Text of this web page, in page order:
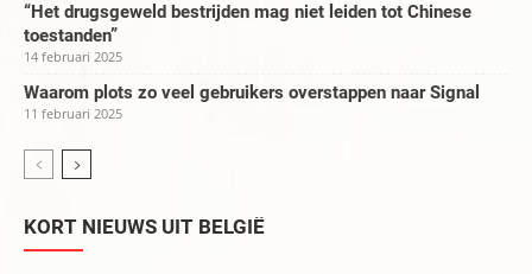
“Het drugsgeweld bestrijden mag niet leiden tot Chinese
toestanden”
14 februari 2025
Waarom plots zo veel gebruikers overstappen naar Signal
11 februari 2025
KORT NIEUWS UIT BELGIË